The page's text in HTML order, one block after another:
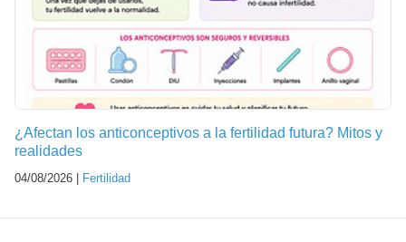
¿Afectan los anticonceptivos a la fertilidad futura? Mitos y
realidades
04/08/2026 | Fertilidad